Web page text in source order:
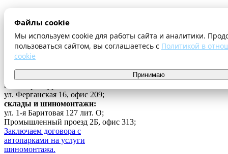
Файлы cookie
Мы используем cookie для работы сайта и аналитики.
пользоваться сайтом, вы соглашаетесь с Политикой в
cookie
Принимаю
Оплата и доставка
Шиномонтаж
Контакты
...
г. Екатеринбург
ул. Ферганская 16, офис 209;
склады и шиномонтажи:
ул. 1-я Баритовая 127 лит. О;
Промышленный проезд 2Б, офис 313;
Заключаем договора с
автопарками на услуги
шиномонтажа.